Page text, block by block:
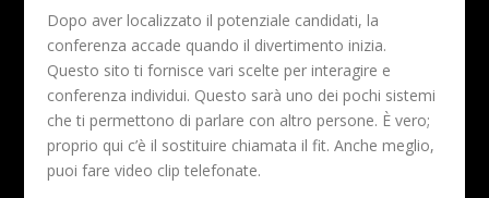
Dopo aver localizzato il potenziale candidati, la
conferenza accade quando il divertimento inizia.
Questo sito ti fornisce vari scelte per interagire e
conferenza individui. Questo sarà uno dei pochi sistemi
che ti permettono di parlare con altro persone. È vero;
proprio qui c’è il sostituire chiamata il fit. Anche meglio,
puoi fare video clip telefonate.